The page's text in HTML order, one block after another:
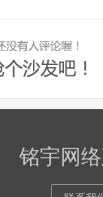
铭宇网